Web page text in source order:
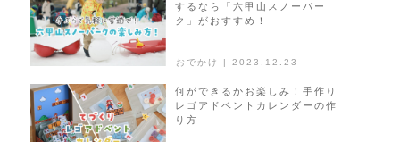
おでかけ | 2023.12.23
するなら「六甲山スノーパー
ク」がおすすめ！
何ができるかお楽しみ！手作り
レゴアドベントカレンダーの作
り方